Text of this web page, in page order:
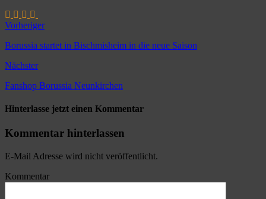
Vorheriger
Borussia startet in Bischmisheim in die neue Saison
Nächster
Fanshop Borussia Neunkirchen
Hinterlasse jetzt einen Kommentar
Kommentar hinterlassen
E-Mail Adresse wird nicht veröffentlicht.
Kommentar